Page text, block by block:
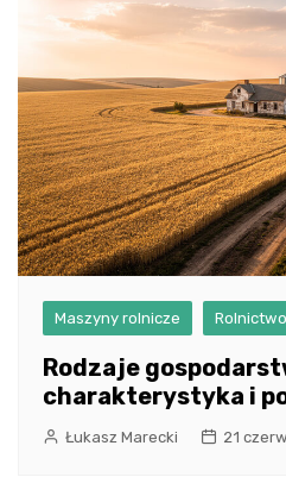
Maszyny rolnicze Rolnictwo
Rodzaje
charakterystyka i
Łukasz Marecki 21